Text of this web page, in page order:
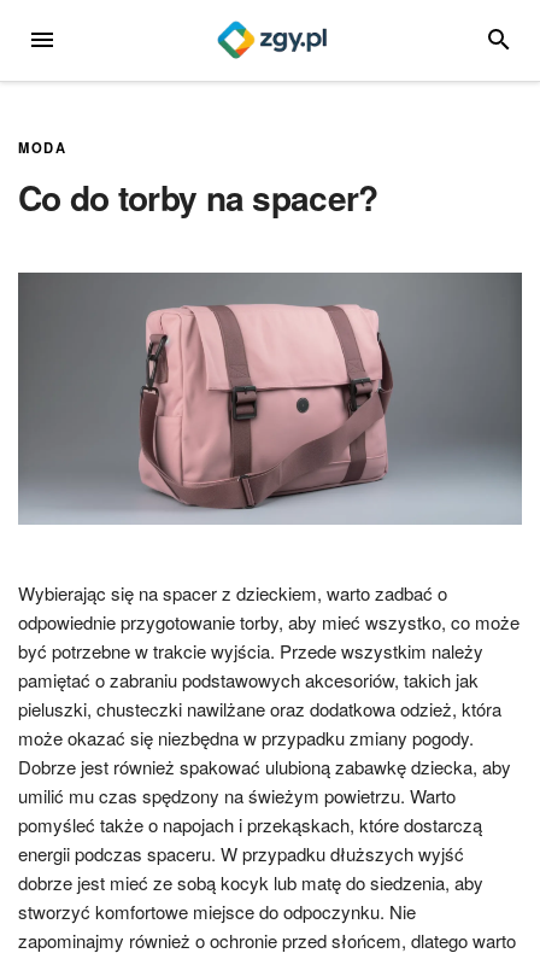
MENU
MODA
Co do torby na spacer?
Wybierając się na spacer z dzieckiem, warto zadbać o
odpowiednie przygotowanie torby, aby mieć wszystko, co może
być potrzebne w trakcie wyjścia. Przede wszystkim należy
pamiętać o zabraniu podstawowych akcesoriów, takich jak
pieluszki, chusteczki nawilżane oraz dodatkowa odzież, która
może okazać się niezbędna w przypadku zmiany pogody.
Dobrze jest również spakować ulubioną zabawkę dziecka, aby
umilić mu czas spędzony na świeżym powietrzu. Warto
pomyśleć także o napojach i przekąskach, które dostarczą
energii podczas spaceru. W przypadku dłuższych wyjść
dobrze jest mieć ze sobą kocyk lub matę do siedzenia, aby
stworzyć komfortowe miejsce do odpoczynku. Nie
zapominajmy również o ochronie przed słońcem, dlatego warto